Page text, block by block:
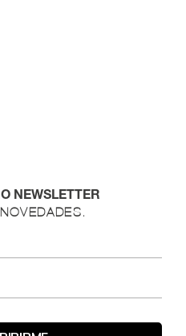
NEWSLETTER